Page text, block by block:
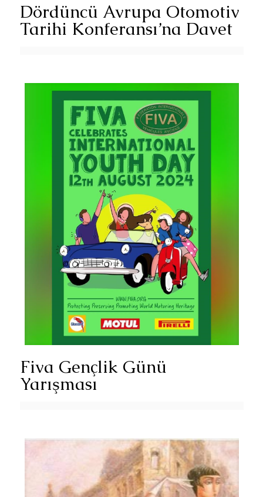
Dördüncü Avrupa Otomotiv
Tarihi Konferansı’na Davet
Fiva Gençlik Günü
Yarışması